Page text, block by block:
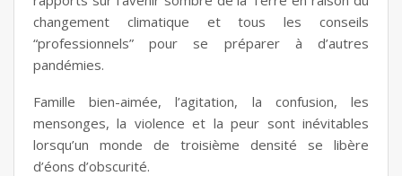
changement climatique et tous les conseils
“professionnels” pour se préparer à d’autres
pandémies.
Famille bien-aimée, l’agitation, la confusion, les
mensonges, la violence et la peur sont inévitables
lorsqu’un monde de troisième densité se libère
d’éons d’obscurité.